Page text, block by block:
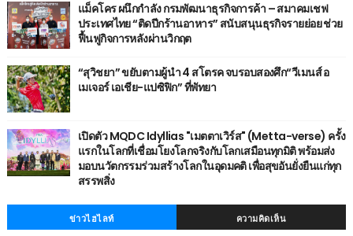
แม็คโคร ผนึกกำลัง กรมพัฒนาธุรกิจการค้า – สมาคมเชฟ
ประเทศไทย “ติดปีกร้านอาหาร” สนับสนุนธุรกิจรายย่อย ช่วย
ฟื้นฟูกิจการหลังผ่านวิกฤต
“สุวิชยา” ขยับตามผู้นำ 4 สโตรค จบรอบสองศึก“วีเมนส์ อ
เมเจอร์ เอเชีย-แปซิฟิก” ที่พัทยา
เปิดตัว MQDC Idyllias "เมตตาเวิร์ส" (Metta-verse) ครั้ง
แรกในโลกที่เชื่อมโยงโลกจริงกับโลกเสมือนทุกมิติ พร้อมส่ง
มอบนวัตกรรมร่วมสร้างโลกในอุดมคติ เพื่อสุขอันยั่งยืนแก่ทุก
สรรพสิ่ง
ข่าวไฮไลท์ ความคิดเห็น